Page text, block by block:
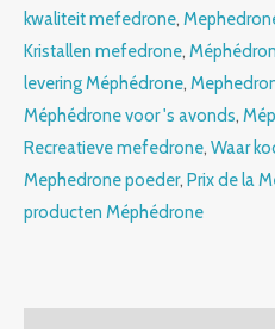
kwaliteit mefedrone,
Kristallen mefedrone,
levering Méphédrone,
Méphédrone voor 's avonds,
Recreatieve mefedrone, Waar
Mephedrone poeder, Prix de la
producten Méphédrone